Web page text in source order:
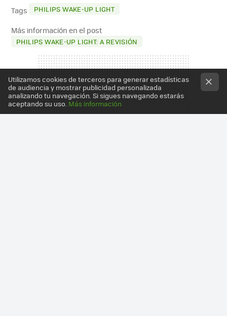
MAIL
Tags PHILIPS WAKE-UP LIGHT
Más información en el post
PHILIPS WAKE-UP LIGHT: A REVISIÓN
Utilizamos cookies de terceros para generar estadísticas
de audiencia y mostrar publicidad personalizada
analizando tu navegación. Si sigues navegando estarás
aceptando su uso. Más información